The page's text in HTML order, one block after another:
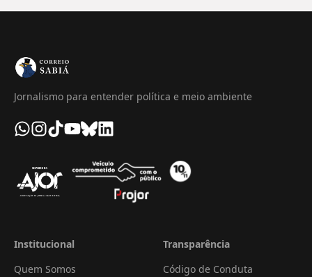
Jornalismo para entender política e meio ambiente
Institucional
Quem Somos
Transparência
Código de Conduta